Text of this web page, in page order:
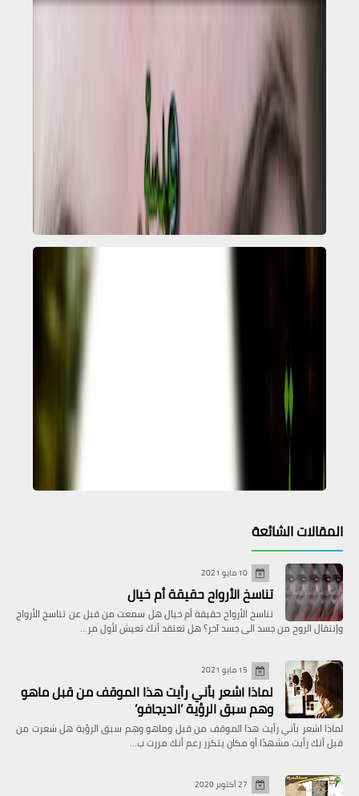
المقالات الشائعة
10 مايو 2021
تناسخ الأرواح حقيقة أم خيال
تناسخ الأرواح حقيقة أم خيال هل سمعت من قبل عن تناسخ الأرواح
وإنتقال الروح من جسد الى جسد آخر؟ هل تعتقد أنك تعيش لأول مر…
15 مايو 2021
لماذا اشعر بأني رأيت هذا الموقف من قبل ماهو
وهم سبق الرؤية ’الديجافو’
لماذا اشعر بأني رأيت هذا الموقف من قبل وماهو وهم سبق الرؤية هل شعرت من
قبل أنك رأيت مشهدًا أو مكان يتكرر رغم أنك مررت ب…
27 أكتوبر 2020